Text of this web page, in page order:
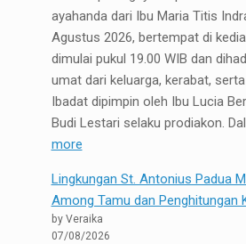
Sabda
Tuhan
dalam
Kehidupan
Sehari-
hari
ayahanda dari Ibu Maria Titis
Agustus 2026, bertempat di
dimulai pukul 19.00 WIB dan
umat dari keluarga, kerabat,
Ibadat dipimpin oleh Ibu Lucia
Budi Lestari selaku prodiakon.
more:
St.
Antonius
Padua
Lingkungan St. Antonius Padua
Among Tamu dan Penghitungan
by Veraika
07/08/2026